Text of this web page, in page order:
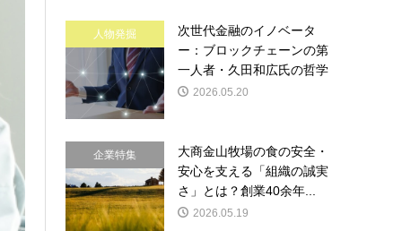
人物発掘
次世代金融のイノベータ
ー：ブロックチェーンの第
一人者・久田和広氏の哲学
2026.05.20
企業特集
大商金山牧場の食の安全・
安心を支える「組織の誠実
さ」とは？創業40余年...
2026.05.19